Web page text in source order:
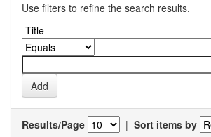
Use filters to refine the search results.
Results/Page | Sort items by